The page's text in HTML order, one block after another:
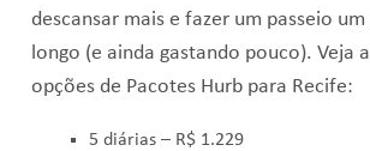
descansar mais e fazer um passeio
longo (e ainda gastando pouco). Veja
opções de Pacotes Hurb para Recife:
5 diárias – R$ 1.229